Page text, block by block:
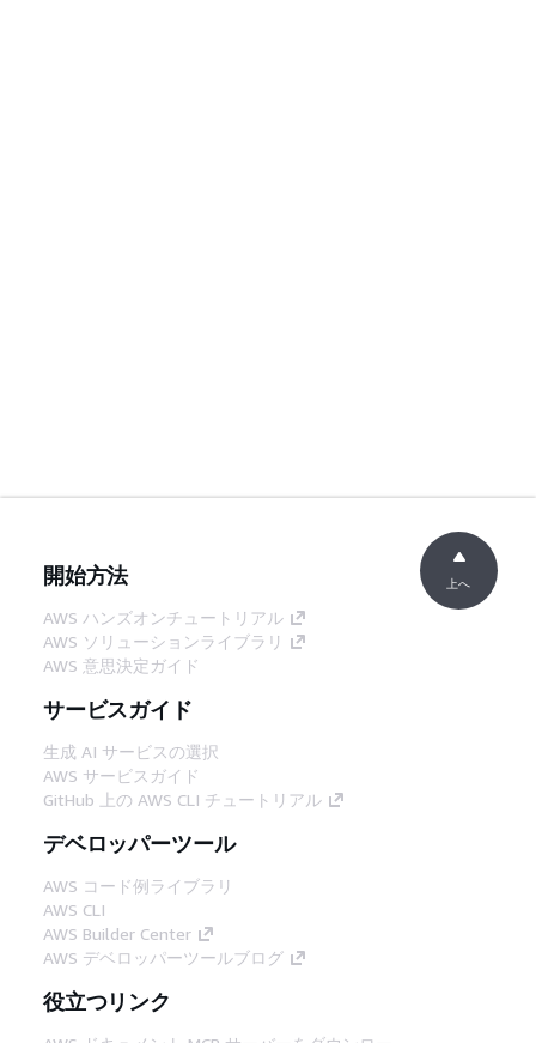
開始方法
AWS ハンズオンチュートリアル
AWS ソリューションライブラリ
AWS 意思決定ガイド
サービスガイド
生成 AI サービスの選択
AWS サービスガイド
GitHub 上の AWS CLI チュートリアル
デベロッパーツール
AWS コード例ライブラリ
AWS CLI
AWS Builder Center
AWS デベロッパーツールブログ
役立つリンク
上へ